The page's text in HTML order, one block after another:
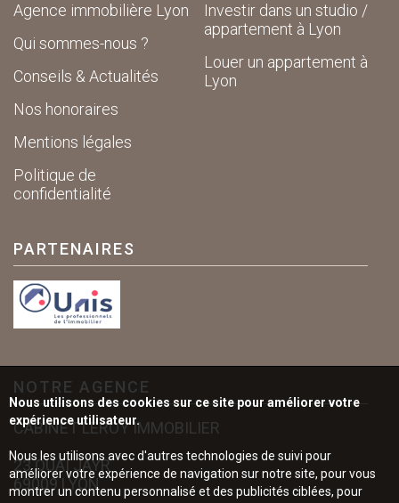
Agence immobilière Lyon
Qui sommes-nous ?
Conseils & Actualités
Nos honoraires
Mentions légales
Politique de
confidentialité
Investir dans un studio /
appartement à Lyon
Louer un appartement à
Lyon
PARTENAIRES
NOTRE AGENCE
CABINET LEROY IMMOBILIER
23 QUAI JAYR
69009 LYON
Nous utilisons des cookies sur ce site pour améliorer votre
expérience utilisateur.
Nous les utilisons avec d'autres technologies de suivi pour
améliorer votre expérience de navigation sur notre site, pour vous
montrer un contenu personnalisé et des publicités ciblées, pour